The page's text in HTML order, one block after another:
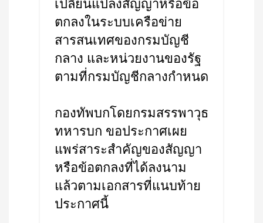
เปลี่ยนแปลงสัญญาหรือข้อ
ตกลงในระบบเครือข่าย
สารสนเทศของกรมบัญชี
กลาง และหน่วยงานของรัฐ
ตามที่กรมบัญชีกลางกำหนด
กองทัพบกโดยกรมสรรพาวุธ
ทหารบก ขอประกาศเผย
แพร่สาระสำคัญของสัญญา
หรือข้อตกลงที่ได้ลงนาม
แล้วตามเอกสารที่แนบท้าย
ประกาศนี้